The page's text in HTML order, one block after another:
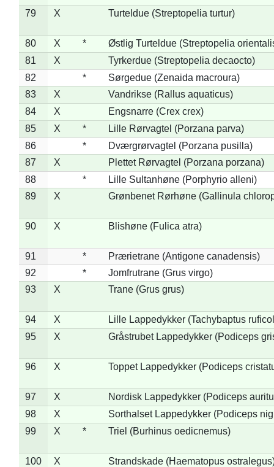
79 X Turteldue (Streptopelia turtur)
80 X *
Østlig Turteldue (Streptopelia
81
X
Tyrkerdue (Streptopelia decaocto)
82
*
Sørgedue (Zenaida macroura)
83
X
Vandrikse (Rallus aquaticus)
84
X
Engsnarre (Crex crex)
85
X *
Lille Rørvagtel (Porzana parva)
86
*
Dværgrørvagtel (Porzana pusilla)
87
X
Plettet Rørvagtel (Porzana porzana)
88
*
Lille Sultanhøne (Porphyrio alleni)
89
X Grønbenet Rørhøne (Gallinula
90 X Blishøne (Fulica atra)
91 *
Prærietrane (Antigone canadensis)
92
*
Jomfrutrane (Grus virgo)
93
X Trane (Grus grus)
94 X
Lille Lappedykker (Tachybaptus
95
X Gråstrubet Lappedykker (Podiceps
96 X Toppet Lappedykker (Podiceps
97 X
Nordisk Lappedykker (Podiceps
98
X
Sorthalset Lappedykker (Podiceps
99
X * Triel (Burhinus oedicnemus)
100 X
Strandskade (Haematopus